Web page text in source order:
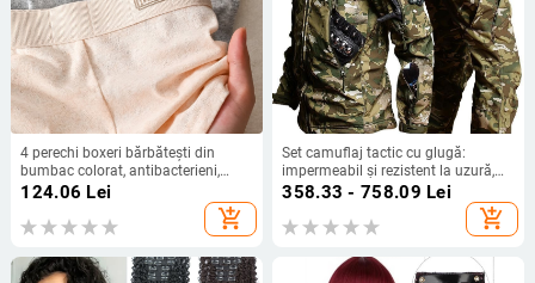
4 perechi boxeri bărbătești din
bumbac colorat, antibacterieni,
respirabili, mărime mare
124.06 Lei
add_shopping_cart
Set camuflaj tactic cu glugă:
impermeabil și rezistent la uzură,
din corduroy cu țesătură principală
358.33 - 758.09 Lei
add_shopping_cart